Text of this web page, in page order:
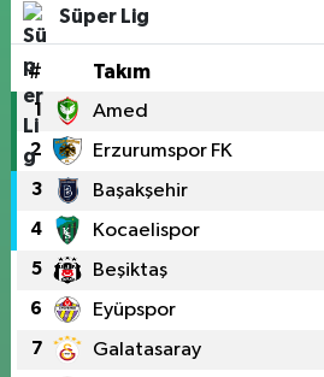
Süper Lig
# Takım
1 Amed
2 Erzurumspor FK
3 Başakşehir
4 Kocaelispor
5 Beşiktaş
6 Eyüpspor
7 Galatasaray